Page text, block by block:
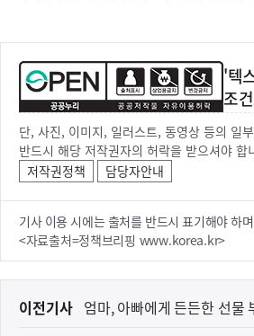
'텍
조
단, 사진, 이미지, 일러스트, 동영상 등의 일
반드시 해당 저작권자의 허락을 받으셔야 합
저작권정책
담당자안내
기사 이용 시에는 출처를 반드시 표기해야 하
<자료출처=정책브리핑 www.korea.kr>
이
이전기사 엄마, 아빠에게 든든한 선물